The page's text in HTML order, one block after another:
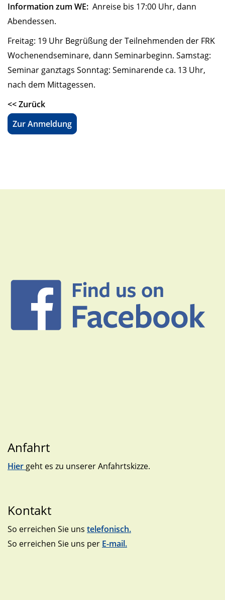
Information zum WE: Anreise bis 17:00 Uhr, dann
Abendessen.
Freitag: 19 Uhr Begrüßung der Teilnehmenden der FRK
Wochenendseminare, dann Seminarbeginn. Samstag:
Seminar ganztags Sonntag: Seminarende ca. 13 Uhr,
nach dem Mittagessen.
<< Zurück
Zur Anmeldung
Anfahrt
Hier geht es zu unserer Anfahrtskizze.
Kontakt
So erreichen Sie uns telefonisch.
So erreichen Sie uns per E-mail.